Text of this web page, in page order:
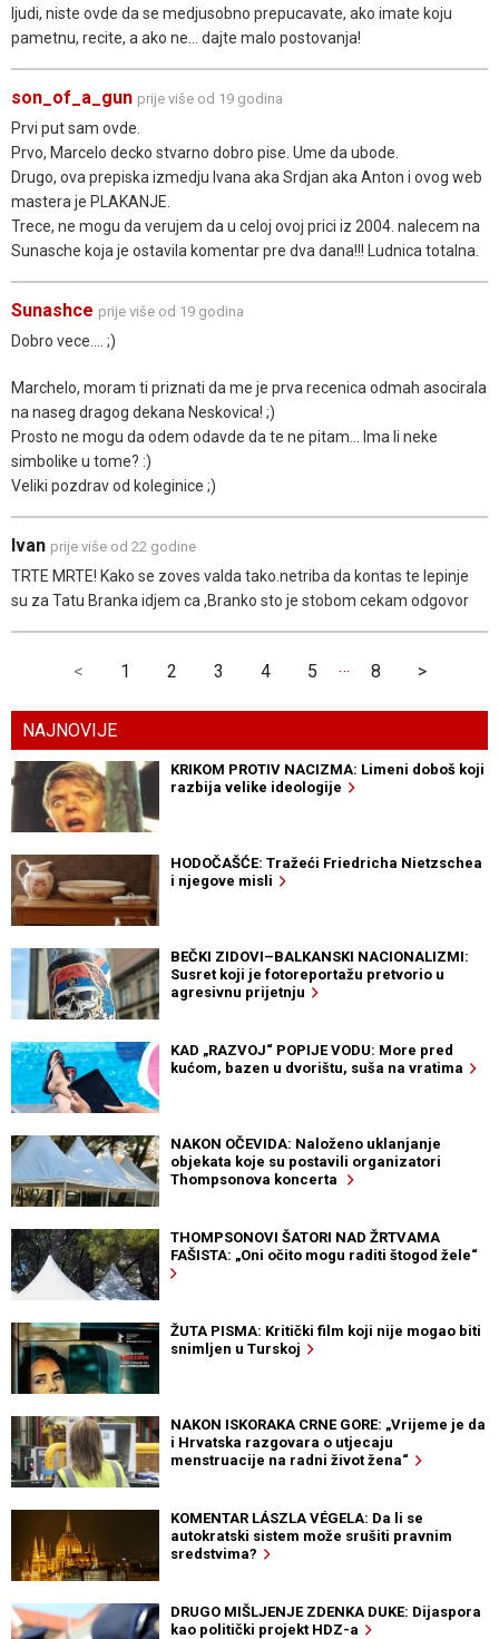
ljudi, niste ovde da se medjusobno prepucavate, ako imate koju
pametnu, recite, a ako ne... dajte malo postovanja!
son_of_a_gun prije više od 19 godina
Prvi put sam ovde.
Prvo, Marcelo decko stvarno dobro pise. Ume da ubode.
Drugo, ova prepiska izmedju Ivana aka Srdjan aka Anton i ovog web
mastera je PLAKANJE.
Trece, ne mogu da verujem da u celoj ovoj prici iz 2004. nalecem na
Sunasche koja je ostavila komentar pre dva dana!!! Ludnica totalna.
Sunashce prije više od 19 godina
Dobro vece.... ;)
Marchelo, moram ti priznati da me je prva recenica odmah asocirala
na naseg dragog dekana Neskovica! ;)
Prosto ne mogu da odem odavde da te ne pitam... Ima li neke
simbolike u tome? :)
Veliki pozdrav od koleginice ;)
Ivan prije više od 22 godine
TRTE MRTE! Kako se zoves valda tako.netriba da kontas te lepinje
su za Tatu Branka idjem ca ,Branko sto je stobom cekam odgovor
< 1 2 3 4 5 … 8 >
NAJNOVIJE
KRIKOM PROTIV NACIZMA: Limeni doboš koji
razbija velike ideologije
HODOČAŠĆE: Tražeći Friedricha Nietzschea
i njegove misli
BEČKI ZIDOVI–BALKANSKI NACIONALIZMI:
Susret koji je fotoreportažu pretvorio u
agresivnu prijetnju
KAD „RAZVOJ“ POPIJE VODU: More pred
kućom, bazen u dvorištu, suša na vratima
NAKON OČEVIDA: Naloženo uklanjanje
objekata koje su postavili organizatori
Thompsonova koncerta
THOMPSONOVI ŠATORI NAD ŽRTVAMA
FAŠISTA: „Oni očito mogu raditi štogod žele“
ŽUTA PISMA: Kritički film koji nije mogao biti
snimljen u Turskoj
NAKON ISKORAKA CRNE GORE: „Vrijeme je da
i Hrvatska razgovara o utjecaju
menstruacije na radni život žena“
KOMENTAR LÁSZLA VÉGELA: Da li se
autokratski sistem može srušiti pravnim
sredstvima?
DRUGO MIŠLJENJE ZDENKA DUKE: Dijaspora
kao politički projekt HDZ-a